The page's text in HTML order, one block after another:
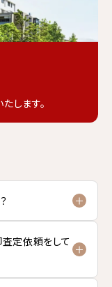
します。
定依頼をして